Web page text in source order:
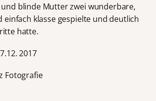
blinde Mutter zwei wunderbare,
einfach klasse gespielte und deutlich
hatte.
2017
Fotografie